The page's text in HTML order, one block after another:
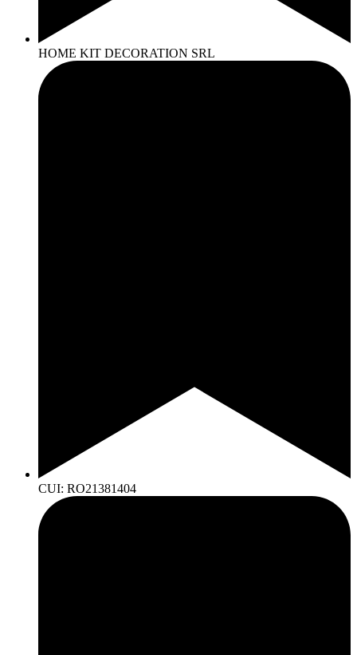
HOME KIT DECORATION SRL
CUI: RO21381404